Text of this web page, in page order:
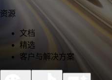
资源
文档
精选
客户与解决方案